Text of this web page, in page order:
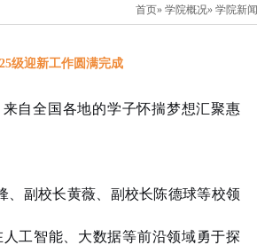
首页» 学院概况» 学院新闻
级迎新工作圆满完成
自全国各地的学子怀揣梦想汇聚惠
、副校长黄薇 副校长陈德球等校领
工智能、大数据等前沿领域勇于探